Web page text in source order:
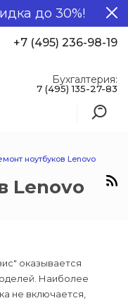
до 30%!
+7 (495) 236-98-19
Бухгалтерия:
7 (495) 135-27-83
ноутбуков Lenovo
Lenovo
оказывается
Наиболее
не включается,